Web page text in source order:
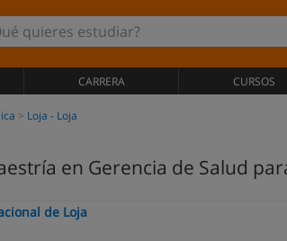
CARRERA CURSOS
Loja - Loja
en Gerencia de Salud
de Loja